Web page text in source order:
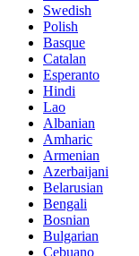
Swedish
Polish
Basque
Catalan
Esperanto
Hindi
Lao
Albanian
Amharic
Armenian
Azerbaijani
Belarusian
Bengali
Bosnian
Bulgarian
Cebuano